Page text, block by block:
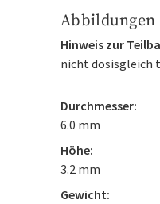
Abbildungen
Hinweis zur
nicht dosisgleich
Durchmesser:
6.0 mm
Höhe:
3.2 mm
Gewicht: